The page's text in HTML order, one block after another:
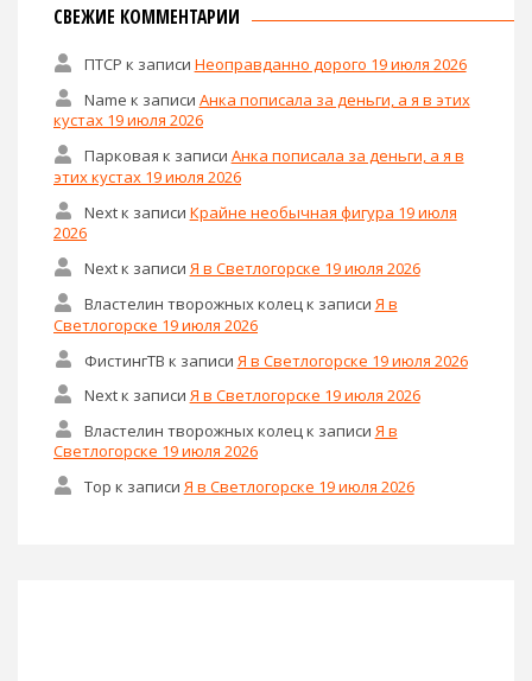
СВЕЖИЕ КОММЕНТАРИИ
ПТСР к записи Неоправданно дорого 19 июля 2026
Name к записи Анка пописала за деньги, а я в этих
кустах 19 июля 2026
Парковая к записи Анка пописала за деньги, а я в
этих кустах 19 июля 2026
Nextк записи Крайне необычная фигура 19 июля
2026
Nextк записи Я в Светлогорске 19 июля 2026
Властелин творожных колецк записи Я в
Светлогорске 19 июля 2026
ФистингТВ к записи Я в Светлогорске 19 июля 2026
Nextк записи Я в Светлогорске 19 июля 2026
Властелин творожных колец к записи Я в
Светлогорске 19 июля 2026
Тор к записи Я в Светлогорске 19 июля 2026